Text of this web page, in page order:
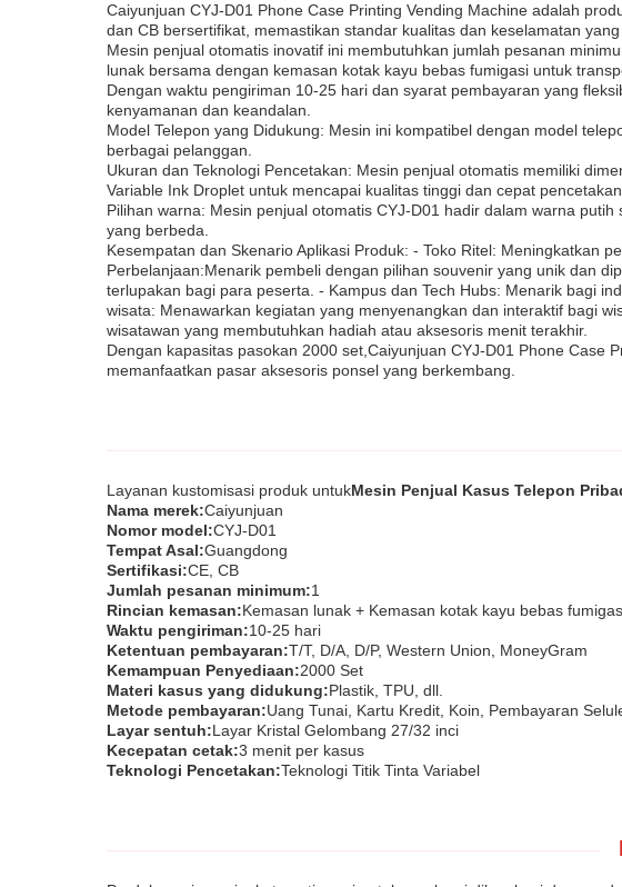
Caiyunjuan CYJ-D01 Phone Case Printing Vending Machine adalah
dan CB bersertifikat, memastikan standar kualitas dan keselamatan yang
Mesin penjual otomatis inovatif ini membutuhkan jumlah pesanan
lunak bersama dengan kemasan kotak kayu bebas fumigasi untuk
Dengan waktu pengiriman 10-25 hari dan syarat pembayaran yang
kenyamanan dan keandalan.
Model Telepon yang Didukung: Mesin ini kompatibel dengan model
berbagai pelanggan.
Ukuran dan Teknologi Pencetakan: Mesin penjual otomatis memiliki
Variable Ink Droplet untuk mencapai kualitas tinggi dan cepat
Pilihan warna: Mesin penjual otomatis CYJ-D01 hadir dalam warna
yang berbeda.
Kesempatan dan Skenario Aplikasi Produk: - Toko Ritel: Meningkatkan
Perbelanjaan:Menarik pembeli dengan pilihan souvenir yang unik dan
terlupakan bagi para peserta. - Kampus dan Tech Hubs: Menarik bagi
wisata: Menawarkan kegiatan yang menyenangkan dan interaktif bagi
wisatawan yang membutuhkan hadiah atau aksesoris menit terakhir.
Dengan kapasitas pasokan 2000 set,Caiyunjuan CYJ-D01 Phone Case
memanfaatkan pasar aksesoris ponsel yang berkembang.
Layanan kustomisasi produk untukMesin Penjual Kasus Telepon
Nama merek:Caiyunjuan
Nomor model:CYJ-D01
Tempat Asal:Guangdong
Sertifikasi:CE, CB
Jumlah pesanan minimum:1
Rincian kemasan:Kemasan lunak + Kemasan kotak kayu bebas
Waktu pengiriman:10-25 hari
Ketentuan pembayaran:T/T, D/A, D/P, Western Union, MoneyGram
Kemampuan Penyediaan:2000 Set
Materi kasus yang didukung:Plastik, TPU, dll.
Metode pembayaran:Uang Tunai, Kartu Kredit, Koin, Pembayaran
Layar sentuh:Layar Kristal Gelombang 27/32 inci
Kecepatan cetak:3 menit per kasus
Teknologi Pencetakan:Teknologi Titik Tinta Variabel